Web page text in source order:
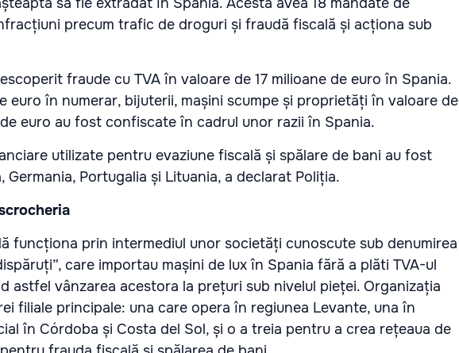
să fie extrădat în Spania. Acesta avea 18 mandate de
precum trafic de droguri și fraudă fiscală și acționa sub
fraude cu TVA în valoare de 17 milioane de euro în Spania.
euro în numerar, bijuterii, mașini scumpe și proprietăți în valoare de
de euro au fost confiscate în cadrul unor razii în Spania.
utilizate pentru evaziune fiscală și spălare de bani au fost
Germania, Portugalia și Lituania, a declarat Poliția.
funcționa prin intermediul unor societăți cunoscute sub denumirea
care importau mașini de lux în Spania fără a plăti TVA-ul
astfel vânzarea acestora la prețuri sub nivelul pieței. Organizația
filiale principale: una care opera în regiunea Levante, una în
în Córdoba și Costa del Sol, și o a treia pentru a crea rețeaua de